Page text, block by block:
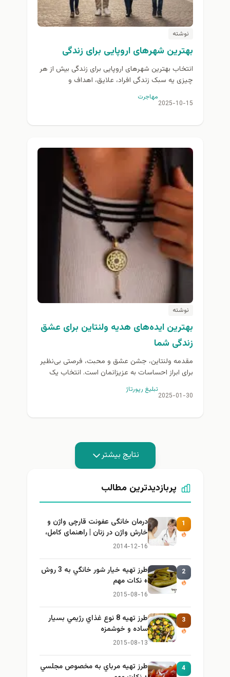
نوشته
بهترین شهرهای اروپایی برای زندگی
انتخاب بهترین شهرهای اروپایی برای زندگی بیش از هر
چیزی یه سبک زندگی افراد، علایق، اهداف و
اولویت‌هایشان بستگی دارد. اروپا، قاره‌ای که مهد
تمدن...
2025-10-15
مهاجرت
نوشته
بهترین ایده‌های هدیه ولنتاین برای عشق
زندگی شما
مقدمه ولنتاین، جشن عشق و محبت، فرصتی بی‌نظیر
برای ابراز احساسات به عزیزانمان است. انتخاب یک
هدیه ولنتاین که نشان‌دهنده عشق و علاقه شما
باشد،...
2025-01-30
تبلیغ رپورتاژ
نتایج بیشتر
پربازدیدترین مطالب
1
درمان خانگی عفونت قارچی واژن و
خارش واژن در زنان | راهنمای کامل،
ایمن و کاربردی
2014-12-16
2
طرز تهيه خیار شور خانگي به 3 روش
+ نكات مهم
2015-08-16
3
طرز تهيه 8 نوع غذاي رژيمي بسيار
ساده و خوشمزه
2015-08-13
4
طرز تهيه مرباي به مخصوص مجلسي